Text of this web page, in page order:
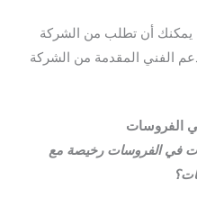
يمكنك أن تطلب من الشركة
الفني المقدمة من الشركة
الفروسات
في الفروسات رخيصة مع